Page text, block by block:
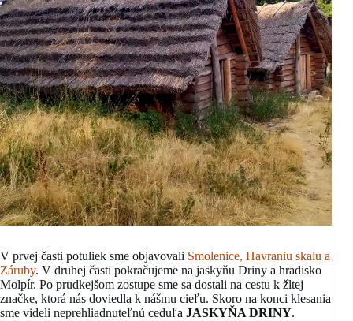
V prvej časti potuliek sme objavovali Smolenice, Havraniu skalu a
Záruby. V druhej časti pokračujeme na jaskyňu Driny a hradisko
Molpír. Po prudkejšom zostupe sme sa dostali na cestu k žltej
značke, ktorá nás doviedla k nášmu cieľu. Skoro na konci klesania
sme videli neprehliadnuteľnú ceduľa JASKYŇA DRINY.